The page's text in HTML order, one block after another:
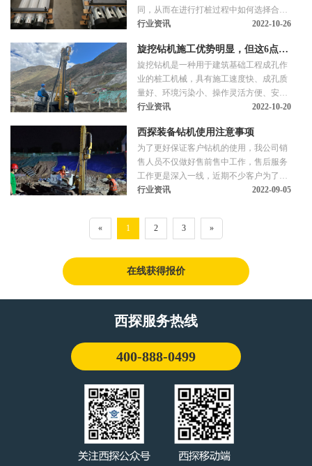
同，从而在进行打桩过程中如何选择合适
的钻头成为了关键问题，今天我们就来谈
挖钻机钻头。
行业资讯 2022-10-26
旋挖钻机施工优势明显，但这6点缺
陷也要了解！
旋挖钻机是一种用于建筑基础工程成孔作
业的桩工机械，具有施工速度快、成孔质
量好、环境污染小、操作灵活方便、安全
性能高及适用性强等优势，已成为钻孔灌
工也存在一定缺陷，主要体现在以下六个
方面。
行业资讯 2022-10-20
西探装备钻机使用注意事项
为了更好保证客户钻机的使用，我公司销
售人员不仅做好售前售中工作，售后服务
工作更是深入一线，近期不少客户为了钻
机操作管理规范发了愁，我们归纳总结了
帮助。
行业资讯 2022-09-05
« 1 2 3 »
在线获得报价
西探服务热线
400-888-0499